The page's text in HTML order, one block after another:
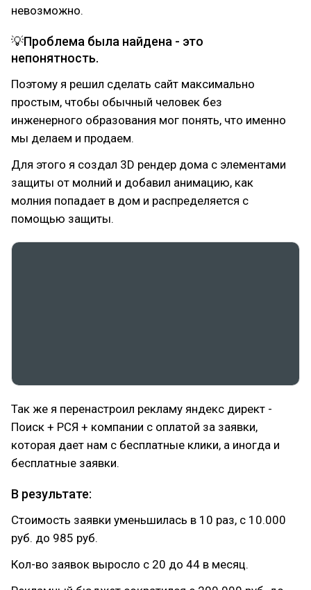
невозможно.
💡Проблема была найдена - это
непонятность.
Поэтому я решил сделать сайт максимально
простым, чтобы обычный человек без
инженерного образования мог понять, что именно
мы делаем и продаем.
Для этого я создал 3D рендер дома с элементами
защиты от молний и добавил анимацию, как
молния попадает в дом и распределяется с
помощью защиты.
Так же я перенастроил рекламу яндекс директ -
Поиск + РСЯ + компании с оплатой за заявки,
которая дает нам с бесплатные клики, а иногда и
бесплатные заявки.
В результате:
Стоимость заявки уменьшилась в 10 раз, с 10.000
руб. до 985 руб.
Кол-во заявок выросло с 20 до 44 в месяц.